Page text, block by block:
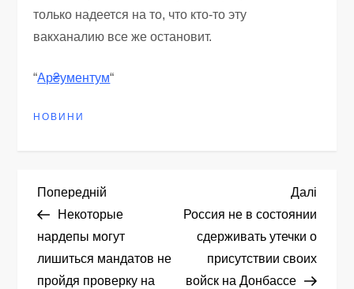
только надеется на то, что кто-то эту
вакханалию все же остановит.
“Ар₴ументум“
НОВИНИ
Н
а
в
Попередній
запис
Попередній
Некоторые
нардепы могут
лишиться мандатов не
пройдя проверку на
запис
Далі
Россия не в состоянии
сдерживать утечки о
присутствии своих
войск на Донбассе